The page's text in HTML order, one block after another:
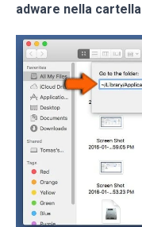
adware nella cartella